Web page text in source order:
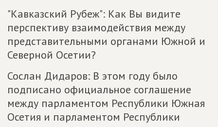
"Кавказский Рубеж": Как Вы видите
перспективу взаимодействия между
представительными органами Южной и
Северной Осетии?
Сослан Дидаров: В этом году было
подписано официальное соглашение
между парламентом Республики Южная
Осетия и парламентом Республики